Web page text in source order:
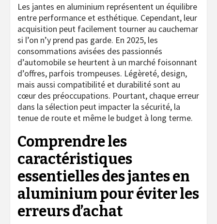
Les jantes en aluminium représentent un équilibre
entre performance et esthétique. Cependant, leur
acquisition peut facilement tourner au cauchemar
si l’on n’y prend pas garde. En 2025, les
consommations avisées des passionnés
d’automobile se heurtent à un marché foisonnant
d’offres, parfois trompeuses. Légèreté, design,
mais aussi compatibilité et durabilité sont au
cœur des préoccupations. Pourtant, chaque erreur
dans la sélection peut impacter la sécurité, la
tenue de route et même le budget à long terme.
Comprendre les
caractéristiques
essentielles des jantes en
aluminium pour éviter les
erreurs d’achat